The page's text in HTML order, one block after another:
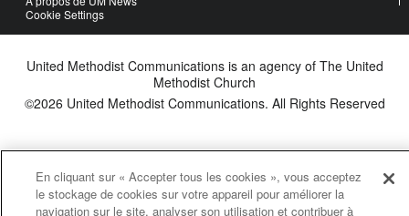
Cookie Settings
United Methodist Communications is an agency of The United
Methodist Church
©2026 United Methodist Communications. All Rights Reserved
En cliquant sur « Accepter tous les cookies », vous acceptez
le stockage de cookies sur votre appareil pour améliorer la
navigation sur le site, analyser son utilisation et contribuer à